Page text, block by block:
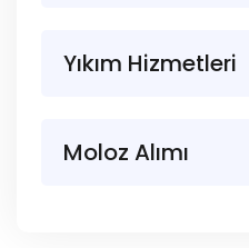
Yıkım Hizmetleri
Moloz Alımı